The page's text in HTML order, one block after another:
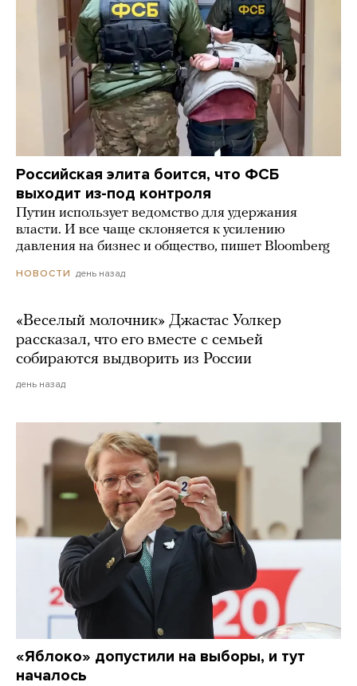
Российская элита боится, что ФСБ
выходит из-под контроля
Путин использует ведомство для удержания
власти. И все чаще склоняется к усилению
давления на бизнес и общество, пишет Bloomberg
НОВОСТИ день назад
«Веселый молочник» Джастас Уолкер
рассказал, что его вместе с семьей
собираются выдворить из России
день назад
«Яблоко» допустили на выборы, и тут
началось